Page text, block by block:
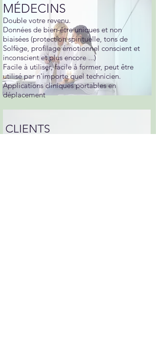
MÉDECINS
Double votre revenu.
Données de bien-être uniques et non
biaisées (protection spirituelle, tons de
Solfège, profilage émotionnel conscient et
inconscient et plus encore ...)
Facile à utiliser, facile à former, peut être
utilisé par n'importe quel technicien.
Applications cliniques portables en
déplacement
CLIENTS